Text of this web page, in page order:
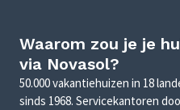
Waarom zou je je
via Novasol?
50.000 vakantiehuizen in 18
sinds 1968. Servicekantoren